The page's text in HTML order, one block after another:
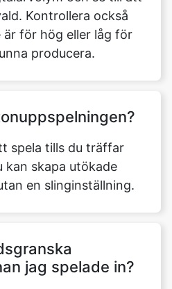
Kontrollera också
för hög eller låg för
producera.
spela tills du träffar
kan skapa utökade
en slinginställning.
jag spelade in?